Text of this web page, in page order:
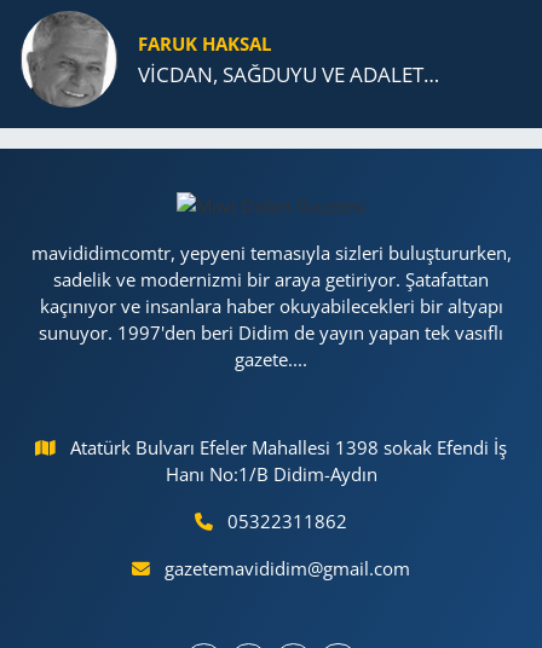
FARUK HAKSAL
VİCDAN, SAĞ­DU­YU VE ADA­LET…
mavididimcomtr, yepyeni temasıyla sizleri buluştururken,
sadelik ve modernizmi bir araya getiriyor. Şatafattan
kaçınıyor ve insanlara haber okuyabilecekleri bir altyapı
sunuyor. 1997'den beri Didim de yayın yapan tek vasıflı
gazete....
Atatürk Bulvarı Efeler Mahallesi 1398 sokak Efendi İş
Hanı No:1/B Didim-Aydın
05322311862
gazetemavididim@gmail.com